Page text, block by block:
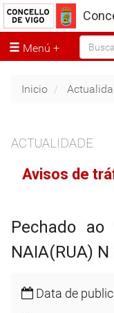
Menú
Inicio
ACTUALIDADE
Avisos de
Pechado
NAIA(RUA) N
Data de